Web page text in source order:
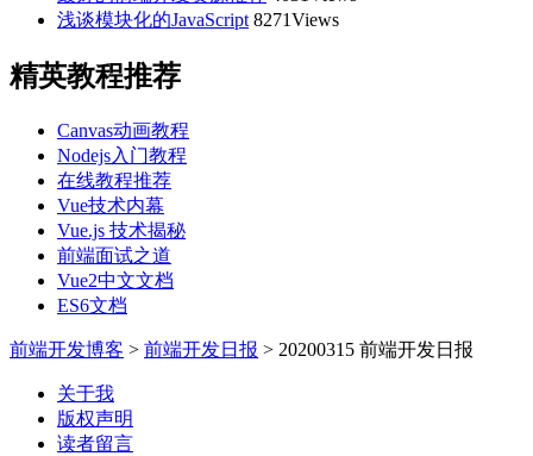
浅谈模块化的JavaScript 8271Views
精英教程推荐
Canvas动画教程
Nodejs入门教程
在线教程推荐
Vue技术内幕
Vue.js 技术揭秘
前端面试之道
Vue2中文文档
ES6文档
前端开发博客 > 前端开发日报 > 20200315 前端开发日报
关于我
版权声明
读者留言